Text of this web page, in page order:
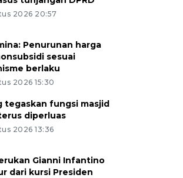
2026 20:57
Penurunan harga
sesuai
berlaku
2026 15:30
tegaskan fungsi masjid
diperluas
2026 13:36
Gianni Infantino
dari kursi Presiden